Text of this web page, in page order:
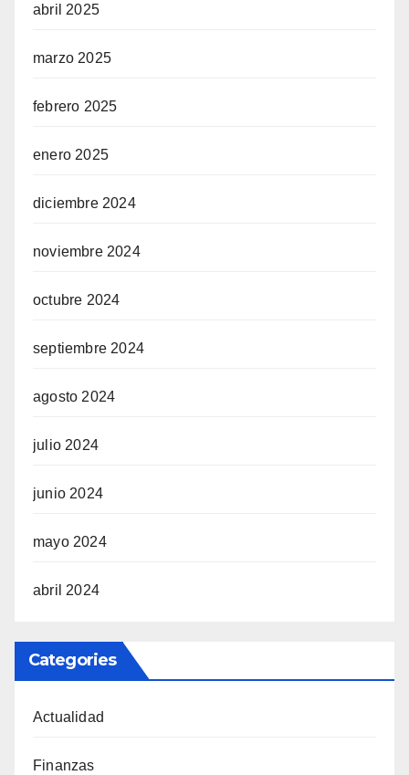
abril 2025
marzo 2025
febrero 2025
enero 2025
diciembre 2024
noviembre 2024
octubre 2024
septiembre 2024
agosto 2024
julio 2024
junio 2024
mayo 2024
abril 2024
Categories
Actualidad
Finanzas